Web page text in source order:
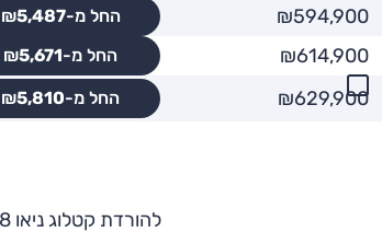
₪594,900 החל מ-₪5,487
₪614,900 החל מ-₪5,671
₪629,900 החל מ-₪5,810
להורדת קטלוג ניאו EL8